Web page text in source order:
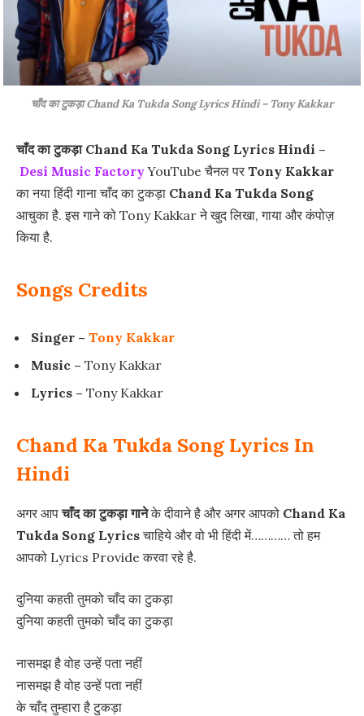
चाँद का टुकड़ा Chand Ka Tukda Song Lyrics Hindi – Tony Kakkar
चाँद का टुकड़ा Chand Ka Tukda Song Lyrics Hindi –
Desi Music FactoryYouTube चैनल पर Tony Kakkar
का नया हिंदी गाना चाँद का टुकड़ा Chand Ka Tukda Song
आचुका है. इस गाने को Tony Kakkar ने खुद लिखा, गाया और कंपोज़
किया है.
Songs Credits
Singer – Tony Kakkar
Music – Tony Kakkar
Lyrics – Tony Kakkar
Chand Ka Tukda Song Lyrics In
Hindi
अगर आपचाँद का टुकड़ा गानेके दीवाने है और अगर आपको Chand Ka
Tukda Song Lyricsचाहिये और वो भी हिंदी में………… तो हम
आपको Lyrics Provide करवा रहे है.
दुनिया कहती तुमको चाँद का टुकड़ा
दुनिया कहती तुमको चाँद का टुकड़ा
नासमझ है वोह उन्हें पता नहीं
नासमझ है वोह उन्हें पता नहीं
के चाँद तुम्हारा है टुकड़ा